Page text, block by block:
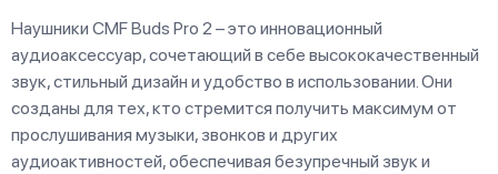
Наушники CMF Buds Pro 2 – это инновационный
аудиоаксессуар, сочетающий в себе высококачественный
звук, стильный дизайн и удобство в использовании. Они
созданы для тех, кто стремится получить максимум от
прослушивания музыки, звонков и других
аудиоактивностей, обеспечивая безупречный звук и